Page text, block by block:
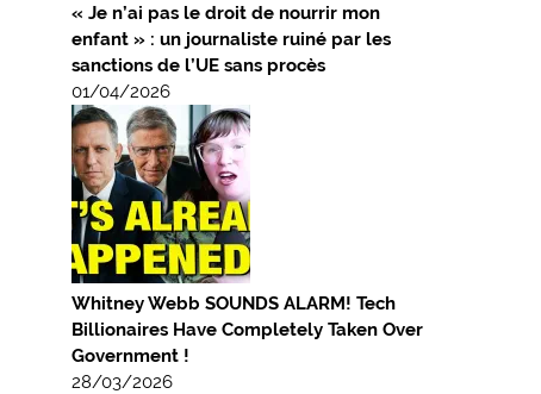
« Je n’ai pas le droit de nourrir mon
enfant » : un journaliste ruiné par les
sanctions de l’UE sans procès
01/04/2026
Whitney Webb SOUNDS ALARM! Tech
Billionaires Have Completely Taken Over
Government !
28/03/2026